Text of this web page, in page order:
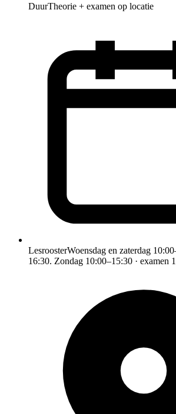
DuurTheorie + examen op locatie
LesroosterWoensdag en zaterdag
16:30. Zondag 10:00–15:30 · examen